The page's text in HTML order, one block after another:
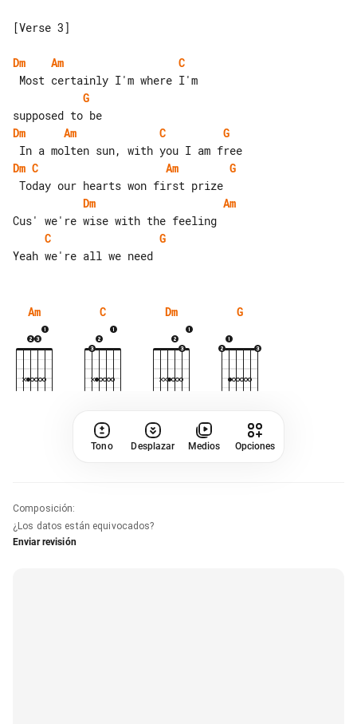
[Verse 3]
Dm Am
C
G
Dm
Am C
G
Dm C Am
G
Dm
Am
C
G
Am C Dm G
Tono Desplazar Medios Opciones
Composición:
¿Los datos están equivocados?
Enviar revisión